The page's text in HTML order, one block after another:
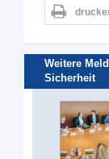
Weitere
Sicherheit